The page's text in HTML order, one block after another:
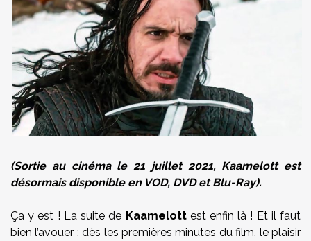
(Sortie au cinéma le 21 juillet 2021, Kaamelott est
désormais disponible en VOD, DVD et Blu-Ray).
Ça y est ! La suite de Kaamelottest enfin là ! Et il faut
bien l’avouer : dès les premières minutes du film, le plaisir